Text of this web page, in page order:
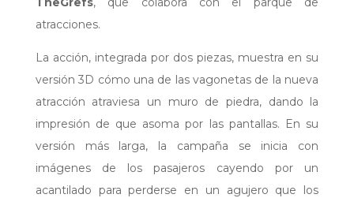
atracciones.
La acción, integrada por dos piezas, muestra en su
versión 3D cómo una de las vagonetas de la nueva
atracción atraviesa un muro de piedra, dando la
impresión de que asoma por las pantallas. En su
versión más larga, la campaña se inicia con
imágenes de los pasajeros cayendo por un
acantilado para perderse en un agujero que los